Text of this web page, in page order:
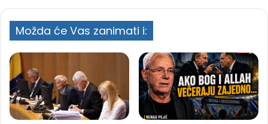
Možda će Vas zanimati i: